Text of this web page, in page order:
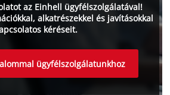
az Einhell ügyfélszolgálatával!
alkatrészekkel és javításokkal
kéréseit.
ügyfélszolgálatunkhoz